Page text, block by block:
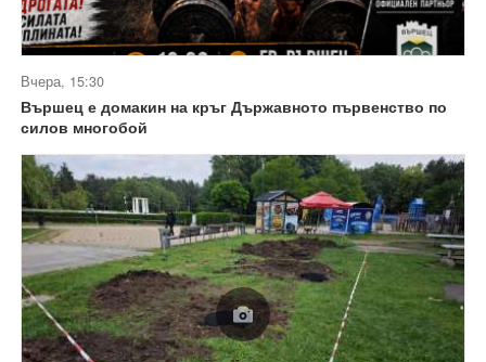
Вчера, 15:30
Вършец е домакин на кръг Държавното първенство по
силов многобой